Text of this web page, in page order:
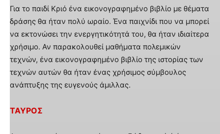
Για το παιδί Κριό ένα εικονογραφημένο βιβλίο με θέματα
δράσης θα ήταν πολύ ωραίο. Ένα παιχνίδι που να μπορεί
να εκτονώσει την ενεργητικότητά του, θα ήταν ιδιαίτερα
χρήσιμο. Αν παρακολουθεί μαθήματα πολεμικών
τεχνών, ένα εικονογραφημένο βιβλίο της ιστορίας των
τεχνών αυτών θα ήταν ένας χρήσιμος σύμβουλος
ανάπτυξης της ευγενούς άμιλλας.
ΤΑΥΡΟΣ